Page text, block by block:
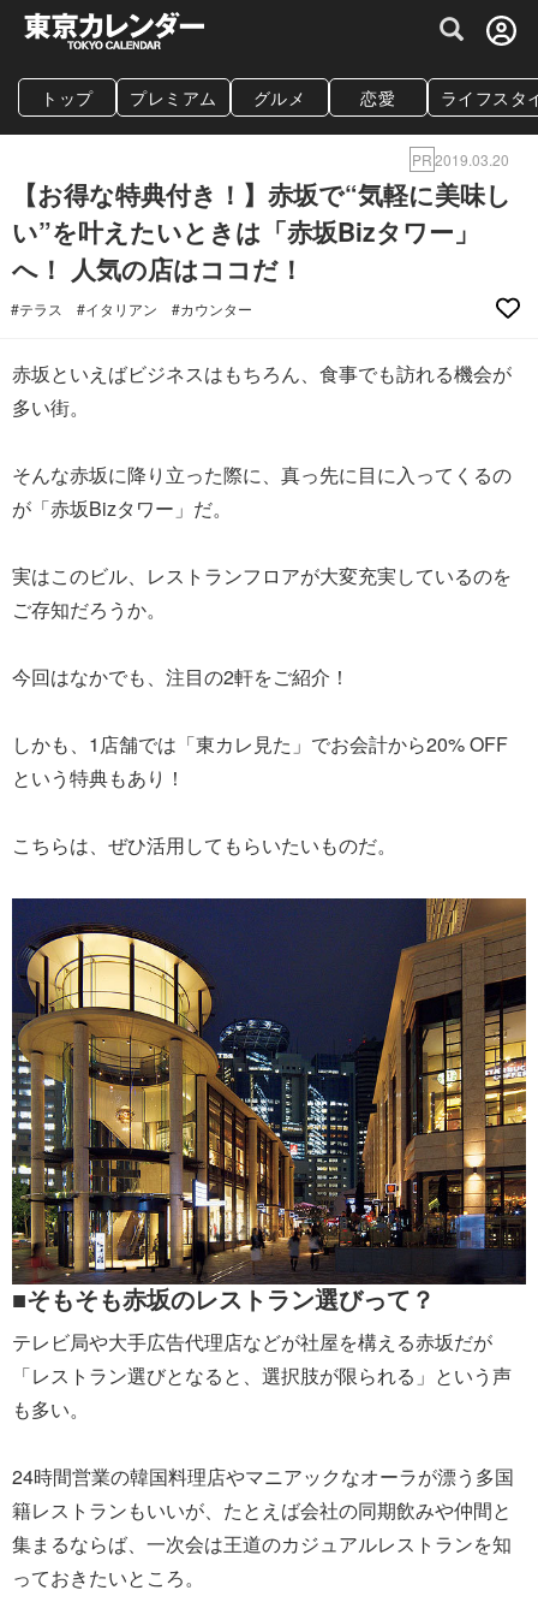
グルメ情報・プレミアムレストラン予約
トップ プレミアム グルメ 恋愛 ライフスタ
PR2019.03.20
【お得な特典付き！】赤坂で“気軽に美味し
い”を叶えたいときは「赤坂Bizタワー」
へ！ 人気の店はココだ！
#テラス #イタリアン #カウンター
赤坂といえばビジネスはもちろん、食事でも訪れる機会が
多い街。
そんな赤坂に降り立った際に、真っ先に目に入ってくるの
が「赤坂Bizタワー」だ。
実はこのビル、レストランフロアが大変充実しているのを
ご存知だろうか。
今回はなかでも、注目の2軒をご紹介！
しかも、1店舗では「東カレ見た」でお会計から20% OFF
という特典もあり！
こちらは、ぜひ活用してもらいたいものだ。
■そもそも赤坂のレストラン選びって？
テレビ局や大手広告代理店などが社屋を構える赤坂だが
「レストラン選びとなると、選択肢が限られる」という声
も多い。
24時間営業の韓国料理店やマニアックなオーラが漂う多国
籍レストランもいいが、たとえば会社の同期飲みや仲間と
集まるならば、一次会は王道のカジュアルレストランを知
っておきたいところ。